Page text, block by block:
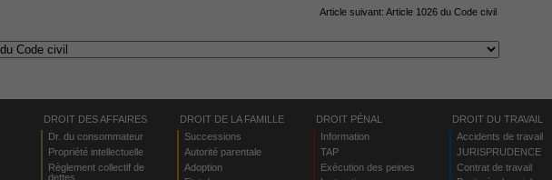
Article suivant: Article 1026 du Code civil
DROIT DES AFFAIRES
Dr. du consommateur
Propriété intellectuelle
Règlement collectif de
dettes
DROIT DE LA FAMILLE
Successions
Autorité parentale
Adoption
DROIT PÉNAL
Information
TAP
Exécution des peines
DROIT DU TRAVAIL
Accidents de travail
JURISPRUDENCE
Contrat de travail